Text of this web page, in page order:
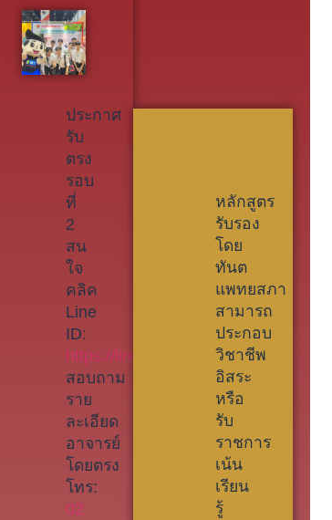
ประกาศ
รับ
ตรง
รอบ
ที่
2
สน
ใจ
คลิค
Line
ID:
https://line.me/R/ti/p/@594erfpt
สอบถาม
ราย
ละเอียด
อาจารย์
โดยตรง
โทร:
02
หลักสูตร
รับรอง
โดย
ทันต
แพทยสภา
สามารถ
ประกอบ
วิชาชีพ
อิสระ
หรือ
รับ
ราชการ
เน้น
เรียน
รู้